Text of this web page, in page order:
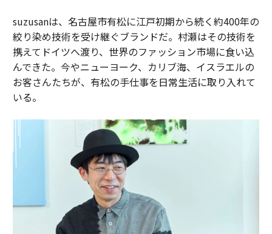
suzusanは、名古屋市有松に江戸初期から続く約400年の
絞り染め技術を受け継ぐブランドだ。村瀬はその技術を
携えてドイツへ渡り、世界のファッション市場に食い込
んできた。今やニューヨーク、カリブ海、イスラエルの
お客さんたちが、有松の手仕事を日常生活に取り入れて
いる。